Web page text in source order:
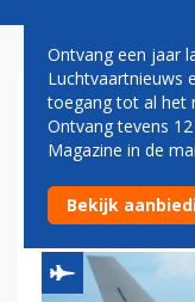
A330
Ontvang een jaar
Luchtvaartnieuws
toegang tot al het
Ontvang tevens
Magazine in de
Bekijk